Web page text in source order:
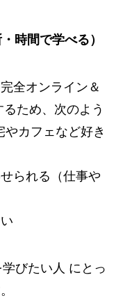
時間で学べる）
全オンライン＆
ため、次のよう
やカフェなど好き
られる（仕事や
びたい人 にとっ